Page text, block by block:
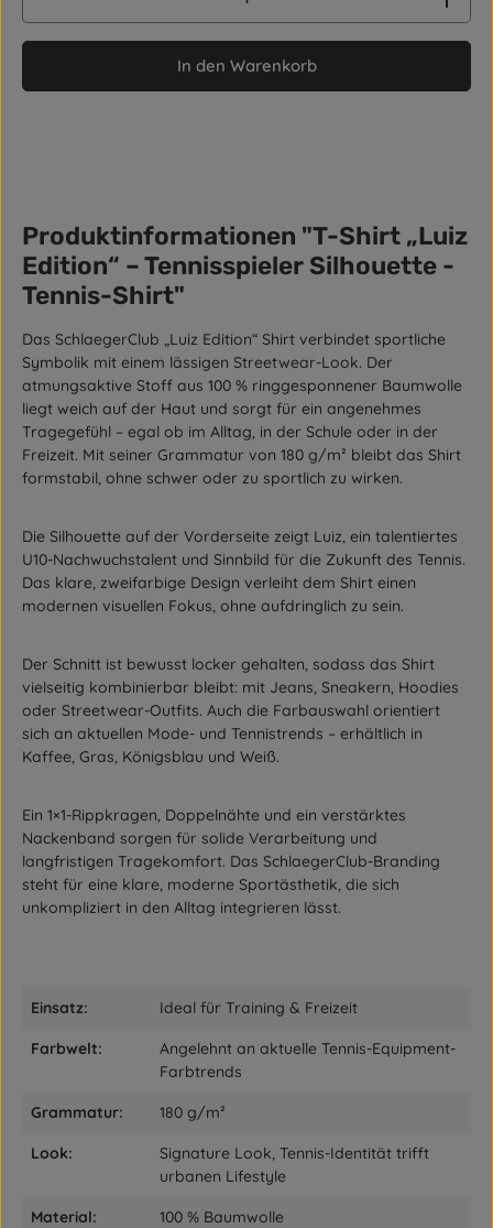
In den Warenkorb
Produktinformationen "T-Shirt „Luiz
Edition“ – Tennisspieler Silhouette -
Tennis-Shirt"
Das SchlaegerClub „Luiz Edition“ Shirt verbindet sportliche
Symbolik mit einem lässigen Streetwear-Look. Der
atmungsaktive Stoff aus 100 % ringgesponnener Baumwolle
liegt weich auf der Haut und sorgt für ein angenehmes
Tragegefühl – egal ob im Alltag, in der Schule oder in der
Freizeit. Mit seiner Grammatur von 180 g/m² bleibt das Shirt
formstabil, ohne schwer oder zu sportlich zu wirken.
Die Silhouette auf der Vorderseite zeigt Luiz, ein talentiertes
U10-Nachwuchstalent und Sinnbild für die Zukunft des Tennis.
Das klare, zweifarbige Design verleiht dem Shirt einen
modernen visuellen Fokus, ohne aufdringlich zu sein.
Der Schnitt ist bewusst locker gehalten, sodass das Shirt
vielseitig kombinierbar bleibt: mit Jeans, Sneakern, Hoodies
oder Streetwear-Outfits. Auch die Farbauswahl orientiert
sich an aktuellen Mode- und Tennistrends – erhältlich in
Kaffee, Gras, Königsblau und Weiß.
Ein 1×1-Rippkragen, Doppelnähte und ein verstärktes
Nackenband sorgen für solide Verarbeitung und
langfristigen Tragekomfort. Das SchlaegerClub-Branding
steht für eine klare, moderne Sportästhetik, die sich
unkompliziert in den Alltag integrieren lässt.
Einsatz: Ideal für Training & Freizeit
Farbwelt:
Angelehnt an aktuelle Tennis-Equipment-
Farbtrends
Grammatur: 180 g/m²
Look:
Signature Look, Tennis-Identität trifft
urbanen Lifestyle
Material: 100 % Baumwolle